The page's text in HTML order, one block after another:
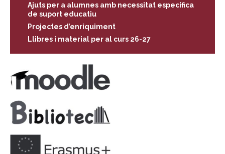
Ajuts per a alumnes amb necessitat específica
de suport educatiu
Projectes d’enriquiment
Llibres i material per al curs 26-27